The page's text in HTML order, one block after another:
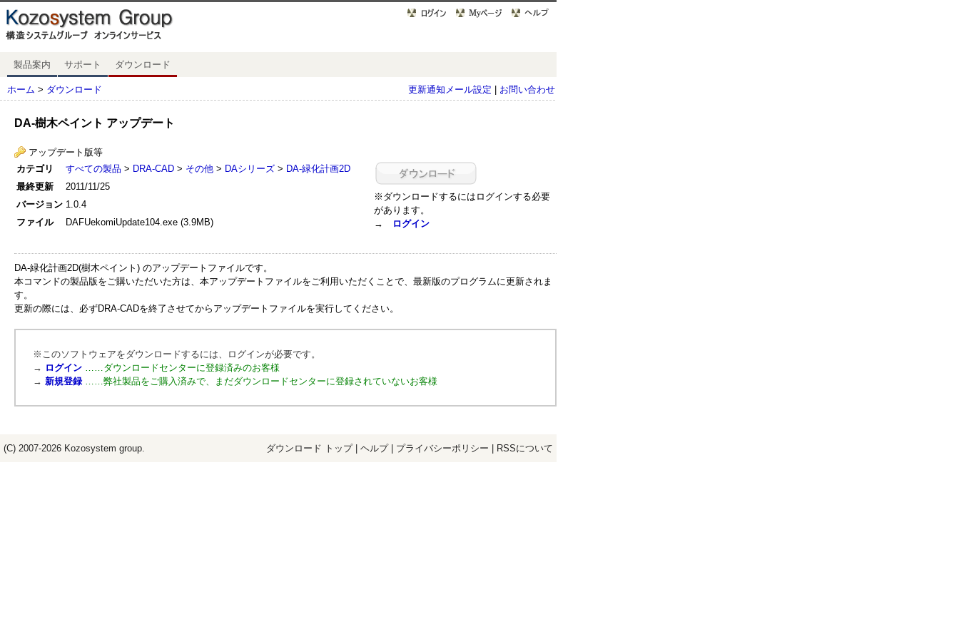
製品案内 サポート ダウンロード
ホーム > ダウンロード 更新通知メール設定 お問い合わせ
DA-樹木ペイント アップデート
アップデート版等
カテゴリ
すべての製品 > DRA-CAD > その他 > DAシリーズ > DA-緑化計画2D
※ダウンロードするにはログインする必要
があります。
→
ログイン
最終更新
2011/11/25
バージョン 1.0.4
ファイル
DAFUekomiUpdate104.exe (3.9MB)
DA-緑化計画2D(樹木ペイント) のアップデートファイルです。
本コマンドの製品版をご購いただいた方は、本アップデートファイルをご利用いただくことで、最新版のプログラムに更新されま
す。
更新の際には、必ずDRA-CADを終了させてからアップデートファイルを実行してください。
※このソフトウェアをダウンロードするには、ログインが必要です。
→ ログイン ……ダウンロードセンターに登録済みのお客様
→ 新規登録 ……弊社製品をご購入済みで、まだダウンロードセンターに登録されていないお客様
(C) 2007-2026 Kozosystem group. ダウンロード トップ| ヘルプ| プライバシーポリシー RSSについて